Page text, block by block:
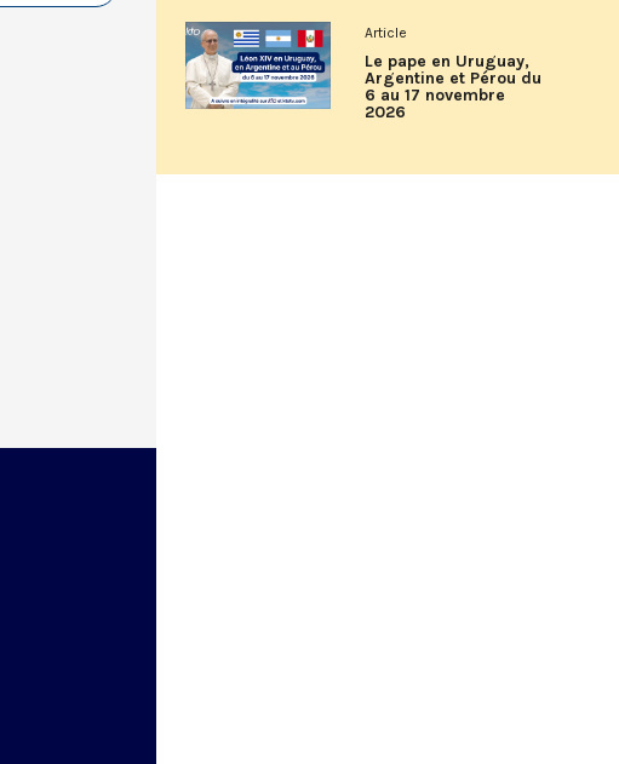
Article
Le pape en Uruguay,
Argentine et Pérou du
6 au 17 novembre
2026